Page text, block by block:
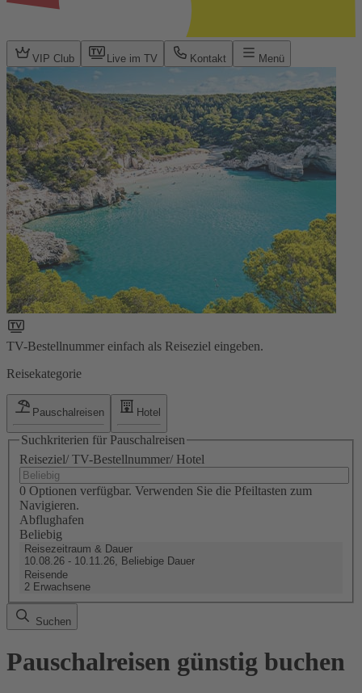
VIP Club Live im TV Kontakt Menü
TV-Bestellnummer einfach als Reiseziel eingeben.
Reisekategorie
Pauschalreisen Hotel
Suchkriterien für Pauschalreisen
Reiseziel/ TV-Bestellnummer/ Hotel
0 Optionen verfügbar. Verwenden Sie die Pfeiltasten zum
Navigieren.
Abflughafen
Beliebig
Reisezeitraum & Dauer
10.08.26 - 10.11.26, Beliebige Dauer
Reisende
2 Erwachsene
Suchen
Pauschalreisen günstig buchen